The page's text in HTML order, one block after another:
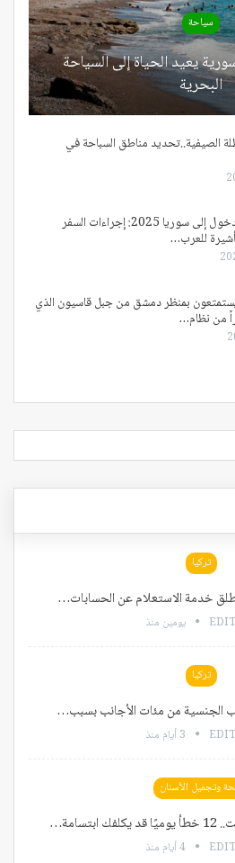
سياحة
يعيد الحياة إلى السياحة
البحرية
الصيفية..تحديد مناطق السباحة في
متطلبات الدخول إلى سوريا 2025: إجراءات السفر
للعرب…
بمنظر دمشق من جبل قاسيون الذي
من نظام…
تركيا
خدمة الاستعلام عن الحسابات…
يومين منذ
تركيا
الجنسية من مئات الأجانب بسبب…
3 أيام منذ
وتجميل الأسنان
4 أيام منذ